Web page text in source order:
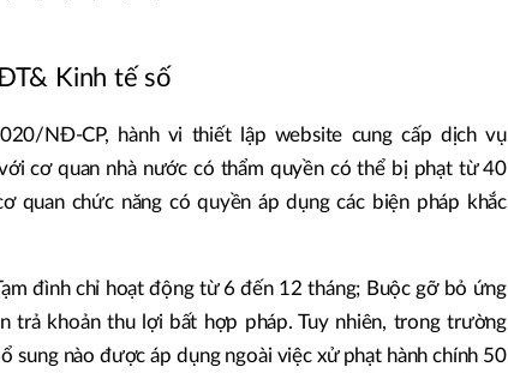
Kinh tế số
NĐ-CP, hành vi thiết lập website cung cấp dịch vụ
cơ quan nhà nước có thẩm quyền có thể bị phạt từ 40
quan chức năng có quyền áp dụng các biện pháp khắc
đình chỉ hoạt động từ 6 đến 12 tháng; Buộc gỡ bỏ ứng
trả khoản thu lợi bất hợp pháp. Tuy nhiên, trong trường
sung nào được áp dụng ngoài việc xử phạt hành chính 50